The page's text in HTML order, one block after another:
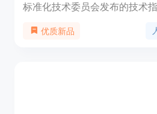
标准化技术委员会发布的技术
险。该框架提出了包容审慎、
优质新品